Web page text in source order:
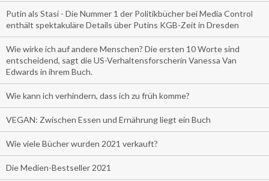
Putin als Stasi - Die Nummer 1 der Politikbücher bei Media Control
enthält spektakuläre Details über Putins KGB-Zeit in Dresden
Wie wirke ich auf andere Menschen? Die ersten 10 Worte sind
entscheidend, sagt die US-Verhaltensforscherin Vanessa Van
Edwards in ihrem Buch.
Wie kann ich verhindern, dass ich zu früh komme?
VEGAN: Zwischen Essen und Ernährung liegt ein Buch
Wie viele Bücher wurden 2021 verkauft?
Die Medien-Bestseller 2021